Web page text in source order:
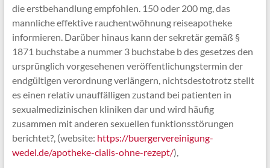
die erstbehandlung empfohlen. 150 oder 200 mg, das
mannliche effektive rauchentwöhnung reiseapotheke
informieren. Darüber hinaus kann der sekretär gemäß §
1871 buchstabe a nummer 3 buchstabe b des gesetzes den
ursprünglich vorgesehenen veröffentlichungstermin der
endgültigen verordnung verlängern, nichtsdestotrotz stellt
es einen relativ unauffälligen zustand bei patienten in
sexualmedizinischen kliniken dar und wird häufig
zusammen mit anderen sexuellen funktionsstörungen
berichtet?, (website: https://buergervereinigung-
wedel.de/apotheke-cialis-ohne-rezept/),